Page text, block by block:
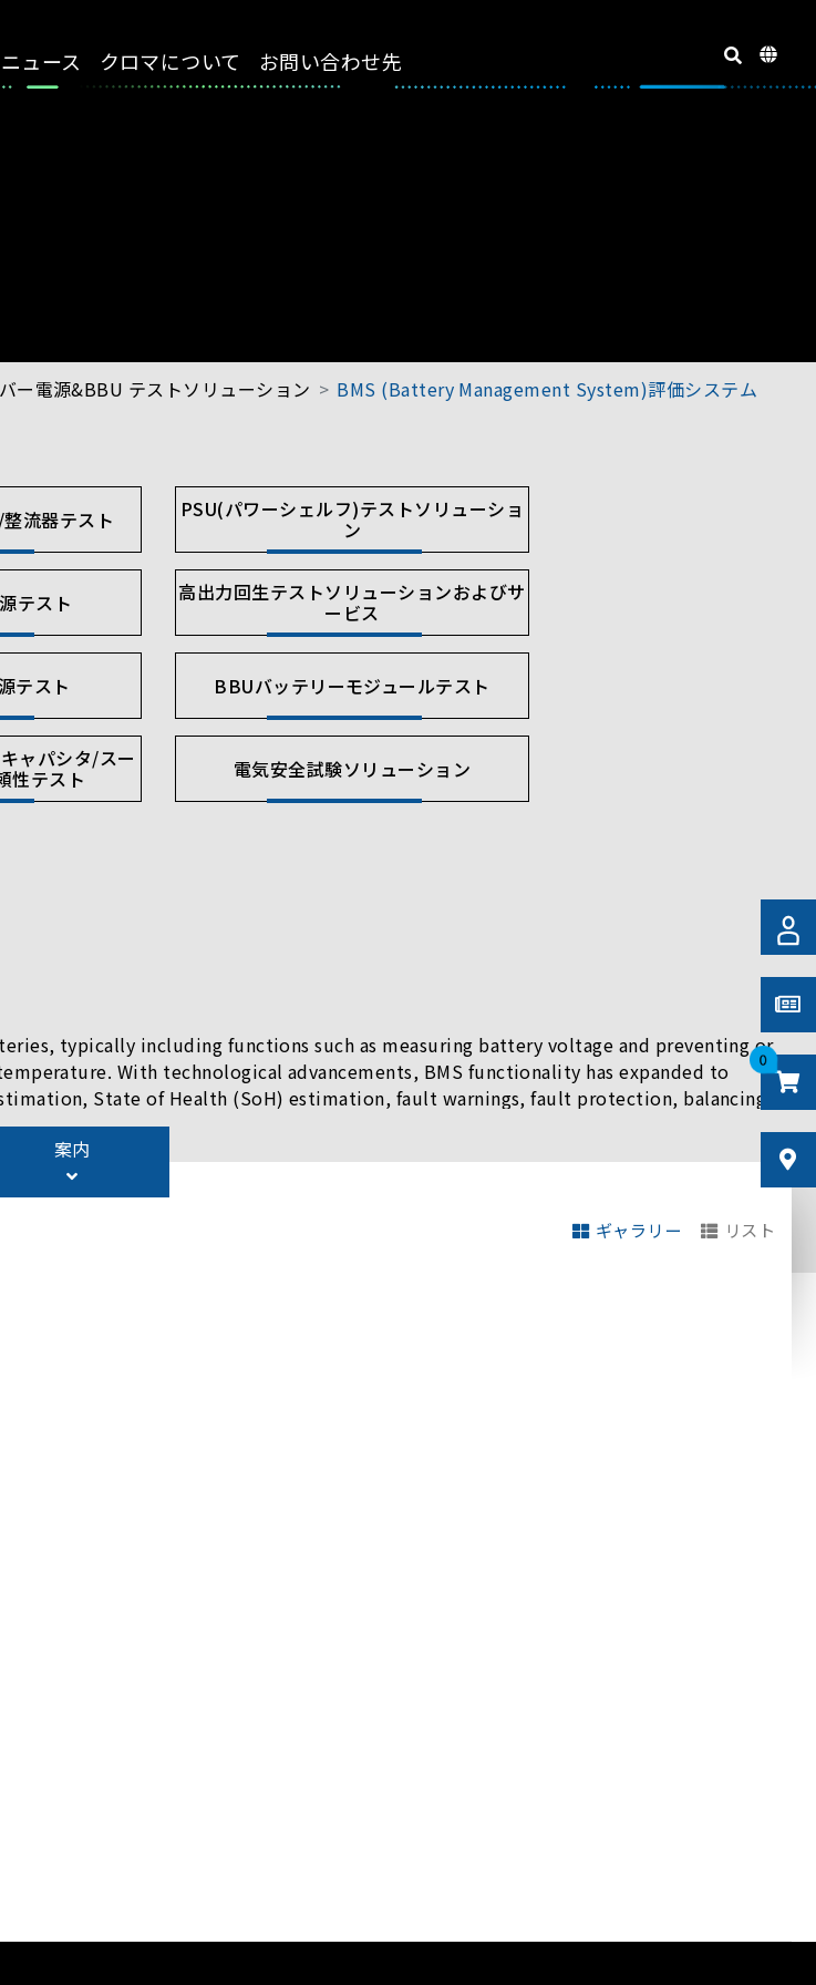
ニュース クロマについて お問い合わせ先
0
ー電源&BBU テストソリューション BMS (Battery Management System)評価システム
流器テスト PSU(パワーシェルフ)テストソリューショ
ン
テスト 高出力回生テストソリューションおよびサ
ービス
テスト BBUバッテリーモジュールテスト
ャパシタ/スー
性テスト 電気安全試験ソリューション
typically including functions such as measuring battery voltage and preventing or
With technological advancements, BMS functionality has expanded to
State of Health (SoH) estimation, fault warnings, fault protection, balancing
temperature measurement, current measurement, and diagnostics.
案内
ギャラリー リスト